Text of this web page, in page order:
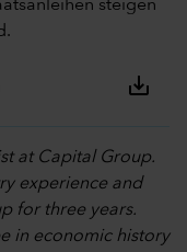
steigen
save_alt
at Capital Group.
experience and
for three years.
in economic history